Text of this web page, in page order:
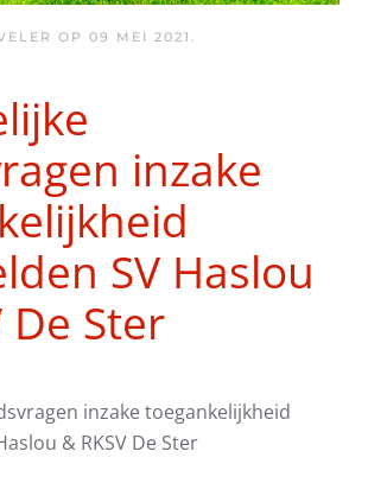
OP 09 MEI 2021 .
inzake
SV Haslou
De Ster
inzake toegankelijkheid
& RKSV De Ster